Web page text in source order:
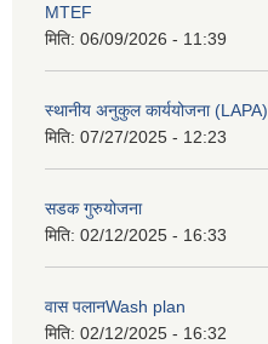
MTEF
मिति: 06/09/2026 - 11:39
स्थानीय अनुकुल कार्ययोजना (LAPA)
मिति: 07/27/2025 - 12:23
सडक गुरुयोजना
मिति: 02/12/2025 - 16:33
वास पलानWash plan
मिति: 02/12/2025 - 16:32